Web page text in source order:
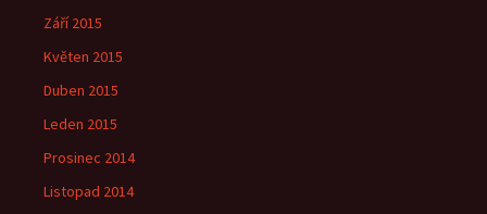
Září 2015
Květen 2015
Duben 2015
Leden 2015
Prosinec 2014
Listopad 2014